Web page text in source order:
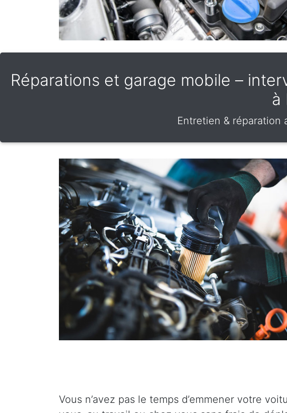
Réparations et garage mobile –
à
Entretien &
Vous n’avez pas le temps d’emmener votre